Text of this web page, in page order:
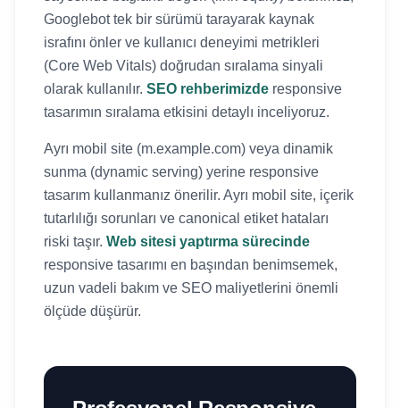
Googlebot tek bir sürümü tarayarak kaynak
israfını önler ve kullanıcı deneyimi metrikleri
(Core Web Vitals) doğrudan sıralama sinyali
olarak kullanılır. SEO rehberimizde responsive
tasarımın sıralama etkisini detaylı inceliyoruz.
Ayrı mobil site (m.example.com) veya dinamik
sunma (dynamic serving) yerine responsive
tasarım kullanmanız önerilir. Ayrı mobil site, içerik
tutarlılığı sorunları ve canonical etiket hataları
riski taşır. Web sitesi yaptırma sürecinde
responsive tasarımı en başından benimsemek,
uzun vadeli bakım ve SEO maliyetlerini önemli
ölçüde düşürür.